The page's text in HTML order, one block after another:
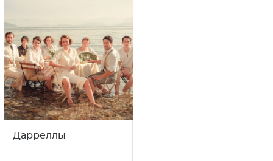
Дарреллы